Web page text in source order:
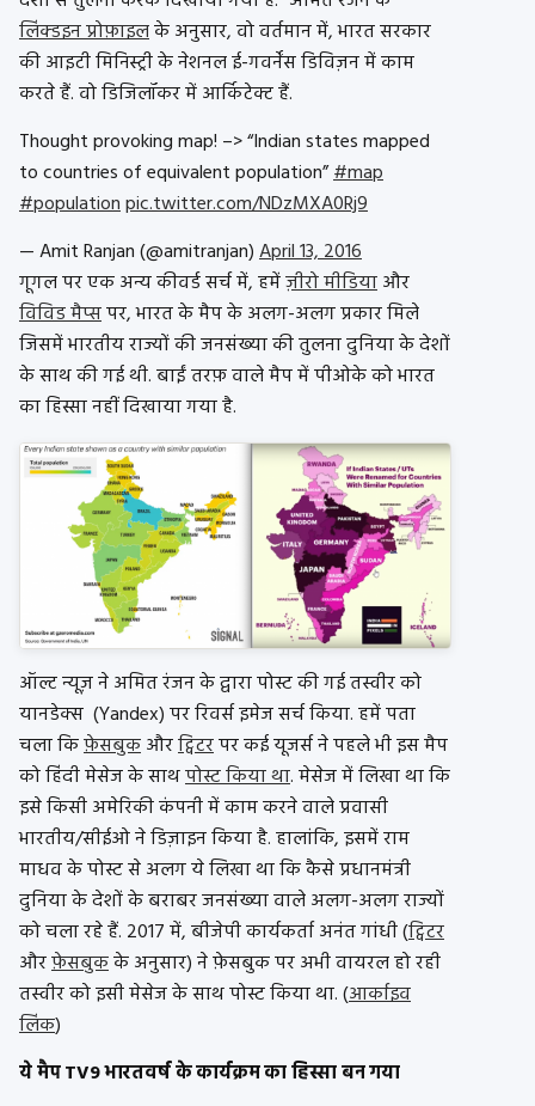
लिंक्डइन प्रोफ़ाइलके अनुसार, वो वर्तमान में, भारत सरकार
की आइटी मिनिस्ट्री के नेशनल ई-गवर्नेंस डिविज़न में काम
करते हैं. वो डिजिलॉकर में आर्किटेक्ट हैं.
Thought provoking map! –> “Indian states mapped
to countries of equivalent population”#map
#populationpic.twitter.com/NDzMXA0Rj9
— Amit Ranjan (@amitranjan)April 13, 2016
गूगल पर एक अन्य कीवर्ड सर्च में, हमेंज़ीरो मीडियाऔर
विविड मैप्सपर, भारत के मैप के अलग-अलग प्रकार मिले
जिसमें भारतीय राज्यों की जनसंख्या की तुलना दुनिया के देशों
के साथ की गई थी. बाईं तरफ़ वाले मैप में पीओके को भारत
का हिस्सा नहीं दिखाया गया है.
ऑल्ट न्यूज़ ने अमित रंजन के द्वारा पोस्ट की गई तस्वीर को
यानडेक्स (Yandex) पर रिवर्स इमेज सर्च किया. हमें पता
चला किफ़ेसबुकऔरट्विटरपर कई यूजर्स ने पहले भी इस मैप
को हिंदी मेसेज के साथपोस्ट किया था. मेसेज में लिखा था कि
इसे किसी अमेरिकी कंपनी में काम करने वाले प्रवासी
भारतीय/सीईओ ने डिज़ाइन किया है. हालांकि, इसमें राम
माधव के पोस्ट से अलग ये लिखा था कि कैसे प्रधानमंत्री
दुनिया के देशों के बराबर जनसंख्या वाले अलग-अलग राज्यों
को चला रहे हैं. 2017 में, बीजेपी कार्यकर्ता अनंत गांधी (ट्विटर
औरफ़ेसबुकके अनुसार) ने फ़ेसबुक पर अभी वायरल हो रही
तस्वीर को इसी मेसेज के साथ पोस्ट किया था. (आर्काइव
लिंक)
ये मैप TV9भारतवर्ष के कार्यक्रम का हिस्सा बन गया